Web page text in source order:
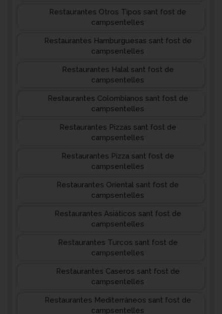
Restaurantes Otros Tipos sant fost de
campsentelles
Restaurantes Hamburguesas sant fost de
campsentelles
Restaurantes Halal sant fost de
campsentelles
Restaurantes Colombianos sant fost de
campsentelles
Restaurantes Pizzas sant fost de
campsentelles
Restaurantes Pizza sant fost de
campsentelles
Restaurantes Oriental sant fost de
campsentelles
Restaurantes Asiáticos sant fost de
campsentelles
Restaurantes Turcos sant fost de
campsentelles
Restaurantes Caseros sant fost de
campsentelles
Restaurantes Mediterráneos sant fost de
campsentelles